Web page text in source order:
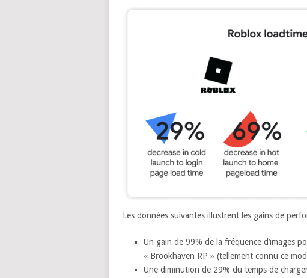
Les données suivantes illustrent les gains de
Un gain de 99% de la fréquence d’images
« Brookhaven RP » (tellement connu ce
Une diminution de 29% du temps de